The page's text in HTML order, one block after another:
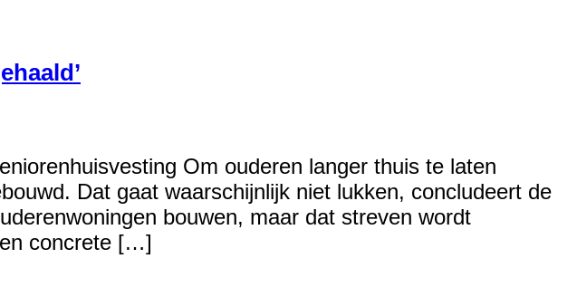
Om ouderen langer thuis te laten
Dat gaat waarschijnlijk niet lukken, concludeert de
bouwen, maar dat streven wordt
concrete […]